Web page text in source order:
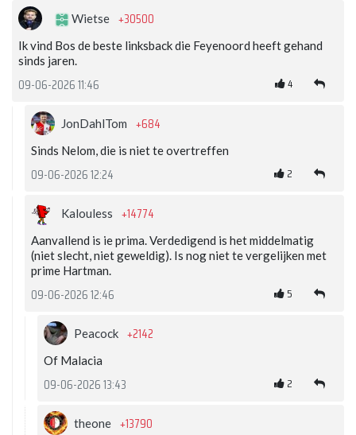
Wietse +30500
Ik vind Bos de beste linksback die Feyenoord heeft gehand
sinds jaren.
09-06-2026 11:46 4
JonDahlTom +684
Sinds Nelom, die is niet te overtreffen
09-06-2026 12:24 2
Kalouless +14774
Aanvallend is ie prima. Verdedigend is het middelmatig
(niet slecht, niet geweldig). Is nog niet te vergelijken met
prime Hartman.
09-06-2026 12:46 5
Peacock +2142
Of Malacia
09-06-2026 13:43 2
theone +13790